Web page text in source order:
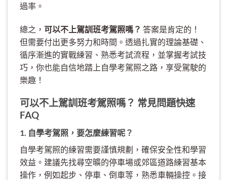
過率。
總之， 可以不上駕訓班考駕照嗎？ 答案是肯定的！
但需要付出更多努力和時間。透過扎實的理論基礎、
循序漸進的實戰練習、熟悉考試流程，並掌握考試技
巧，你也能自信地踏上自學考駕照之路，享受駕駛的
樂趣！
可以不上駕訓班考駕照嗎？ 常見問題快速
FAQ
1. 自學考駕照，要怎麼練習呢？
自學考駕照的練習需要謹慎規劃，確保安全性和學習
效益。建議先找尋空曠的停車場或郊區道路練習基本
操作，例如起步、停車、倒車等，熟悉車輛操控。接